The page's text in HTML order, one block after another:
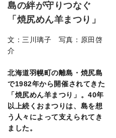
島の絆が守りつなぐ
「焼尻めん羊まつり」
文：三川璃子 写真：原田啓
介
北海道羽幌町の離島・焼尻島
で1982年から開催されてきた
「焼尻めん羊まつり」。40年
以上続くおまつりは、島を想
う人々によって支えられてき
ました。